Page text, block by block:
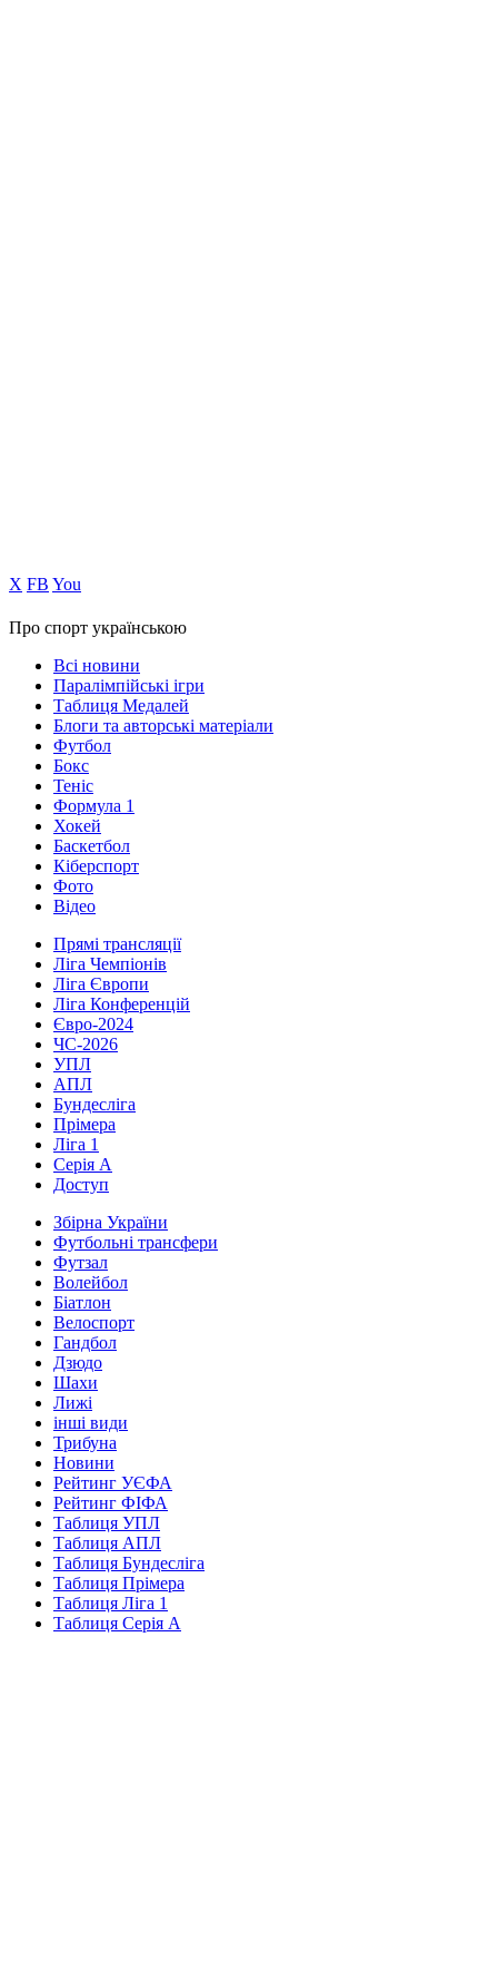
Х FB You
Про спорт українською
Всі новини
Паралімпійські ігри
Таблиця Медалей
Блоги та авторські матеріали
Футбол
Бокс
Теніс
Формула 1
Хокей
Баскетбол
Кіберспорт
Фото
Відео
Прямі трансляції
Ліга Чемпіонів
Ліга Європи
Ліга Конференцій
Євро-2024
ЧС-2026
УПЛ
АПЛ
Бундесліга
Прімера
Ліга 1
Серія А
Доступ
Збірна України
Футбольні трансфери
Футзал
Волейбол
Біатлон
Велоспорт
Гандбол
Дзюдо
Шахи
Лижі
інші види
Трибуна
Новини
Рейтинг УЄФА
Рейтинг ФІФА
Таблиця УПЛ
Таблиця АПЛ
Таблиця Бундесліга
Таблиця Прімера
Таблиця Ліга 1
Таблиця Серія А